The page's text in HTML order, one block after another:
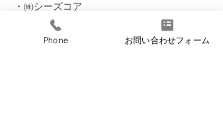
・㈱シーズコア
​・㈱ナカジマ
・日繊商工㈱
・高桑金属㈱
Phone お問い合わせフォーム